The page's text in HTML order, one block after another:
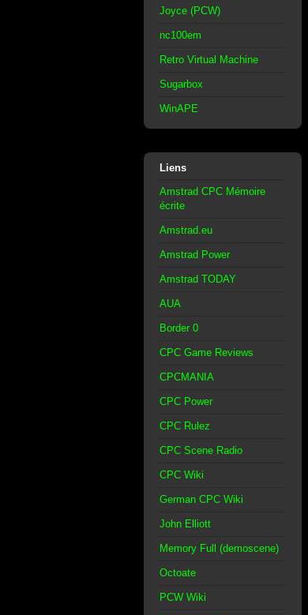
Joyce (PCW)
nc100em
Retro Virtual Machine
Sugarbox
WinAPE
Liens
Amstrad CPC Mémoire
écrite
Amstrad.eu
Amstrad Power
Amstrad TODAY
AUA
Border 0
CPC Game Reviews
CPCMANIA
CPC Power
CPC Rulez
CPC Scene Radio
CPC Wiki
German CPC Wiki
John Elliott
Memory Full (demoscene)
Octoate
PCW Wiki